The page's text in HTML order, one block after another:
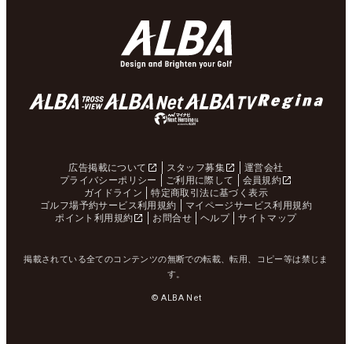
広告掲載について スタッフ募集
運営会社
プライバシーポリシー
ご利用に際して
会員規約
ガイドライン
特定商取引法に基づく表示
ゴルフ場予約サービス利用規約
マイページサービス利用規約
ポイント利用規約
お問合せ ヘルプ サイトマップ
掲載されている全てのコンテンツの無断での転載、転用、コピー等は禁じま
す。
© ALBA Net